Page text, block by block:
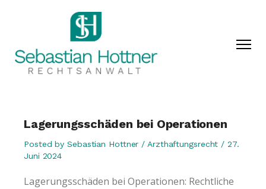
Lagerungsschäden bei Operationen
Posted bySebastian Hottner Arzthaftungsrecht
27.
Juni 2024
Lagerungsschäden bei Operationen: Rechtliche